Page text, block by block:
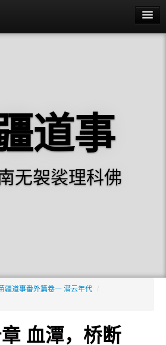
道事
无袈裟理科佛
疆道事番外篇卷一 潜云年代 /
血潭，桥断